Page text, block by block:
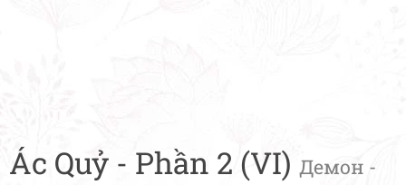
Ác Quỷ - Phần 2 (VI) Демон -